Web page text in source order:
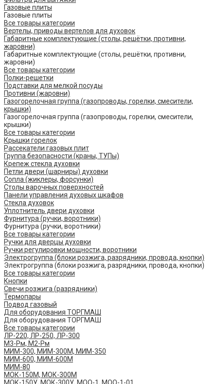
Газовые плиты
Газовые плиты
Все товары категории
Вертелы, приводы вертелов для духовок
Габаритные комплектующие (столы, решётки, противни,
жаровни)
Габаритные комплектующие (столы, решётки, противни,
жаровни)
Все товары категории
Полки-решетки
Подставки для мелкой посуды
Противни (жаровни)
Газогорелочная группа (газопроводы, горелки, смесители,
крышки)
Газогорелочная группа (газопроводы, горелки, смесители,
крышки)
Все товары категории
Крышки горелок
Рассекатели газовых плит
Группа безопасности (краны, ТУПы)
Крепеж стекла духовки
Петли двери (шарниры) духовки
Сопла (жиклеры, форсунки)
Столы варочных поверхностей
Панели управления духовых шкафов
Стекла духовок
Уплотнитель двери духовки
Фурнитура (ручки, воротники)
Фурнитура (ручки, воротники)
Все товары категории
Ручки для дверцы духовки
Ручки регулировки мощности, воротники
Электрогруппа (блоки розжига, разрядники, провода, кнопки)
Электрогруппа (блоки розжига, разрядники, провода, кнопки)
Все товары категории
Кнопки
Свечи розжига (разрядники)
Термопары
Подвод газовый
Для оборудования ТОРГМАШ
Для оборудования ТОРГМАШ
Все товары категории
ЛР-220, ЛР-250, ЛР-300
М3-Рм, М2-Рм
МИМ-300, МИМ-300М, МИМ-350
МИМ-600, МИМ-600М
МИМ-80
МОК-150М, МОК-300М